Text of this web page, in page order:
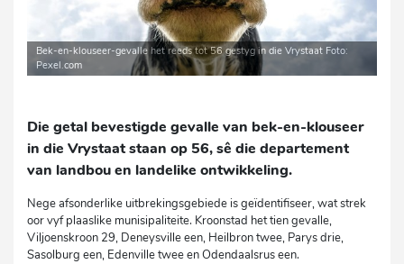
Bek-en-klouseer-gevalle het reeds tot 56 gestyg in die Vrystaat Foto:
Pexel.com
Die getal bevestigde gevalle van bek-en-klouseer
in die Vrystaat staan op 56, sê die departement
van landbou en landelike ontwikkeling.
Nege afsonderlike uitbrekingsgebiede is geïdentifiseer, wat strek
oor vyf plaaslike munisipaliteite. Kroonstad het tien gevalle,
Viljoenskroon 29, Deneysville een, Heilbron twee, Parys drie,
Sasolburg een, Edenville twee en Odendaalsrus een.